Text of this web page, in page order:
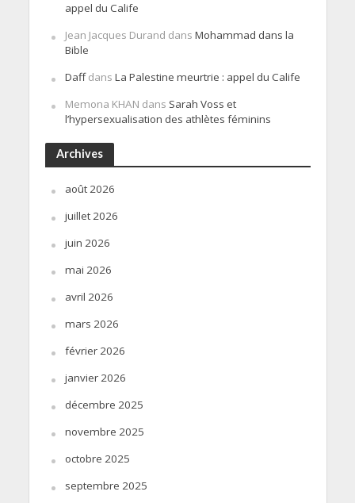
appel du Calife
Jean Jacques Durand dans Mohammad dans la
Bible
Daffdans La Palestine meurtrie : appel du Calife
Memona KHAN dans Sarah Voss et
l’hypersexualisation des athlètes féminins
Archives
août 2026
juillet 2026
juin 2026
mai 2026
avril 2026
mars 2026
février 2026
janvier 2026
décembre 2025
novembre 2025
octobre 2025
septembre 2025